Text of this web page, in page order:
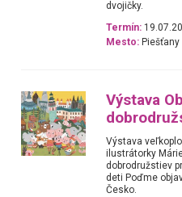
dvojičky.
Termín:
Mesto: Piešťany
Výstava
Výstava
ilustrátorky
dobrodružstiev
deti Poďme
Česko.